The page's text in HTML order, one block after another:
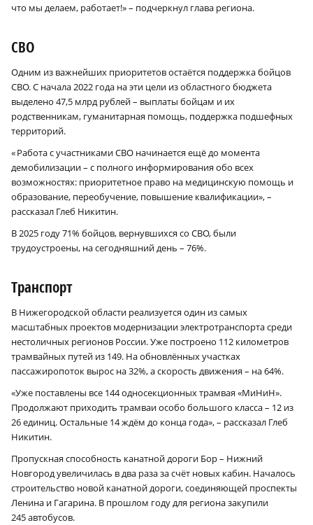
что мы делаем, работает!» – подчеркнул глава региона.
СВО
Одним из важнейших приоритетов остаётся поддержка бойцов
СВО. С начала 2022 года на эти цели из областного бюджета
выделено 47,5 млрд рублей – выплаты бойцам и их
родственникам, гуманитарная помощь, поддержка подшефных
территорий.
« Работа с участниками СВО начинается ещё до момента
демобилизации – с полного информирования обо всех
возможностях: приоритетное право на медицинскую помощь и
образование, переобучение, повышение квалификации», –
рассказал Глеб Никитин.
В 2025 году 71% бойцов, вернувшихся со СВО, были
трудоустроены, на сегодняшний день – 76%.
Транспорт
В Нижегородской области реализуется один из самых
масштабных проектов модернизации электротранспорта среди
нестоличных регионов России. Уже построено 112 километров
трамвайных путей из 149. На обновлённых участках
пассажиропоток вырос на 32%, а скорость движения – на 64%.
«Уже поставлены все 144 односекционных трамвая «МиНиН».
Продолжают приходить трамваи особо большого класса – 12 из
26 единиц. Остальные 14 ждём до конца года», – рассказал Глеб
Никитин.
Пропускная способность канатной дороги Бор – Нижний
Новгород увеличилась в два раза за счёт новых кабин. Началось
строительство новой канатной дороги, соединяющей проспекты
Ленина и Гагарина. В прошлом году для региона закупили
245 автобусов.